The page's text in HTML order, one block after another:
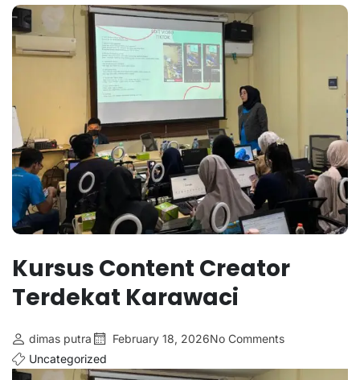
Kursus Content Creator
Terdekat Karawaci
dimas putra February 18, 2026No Comments
Uncategorized